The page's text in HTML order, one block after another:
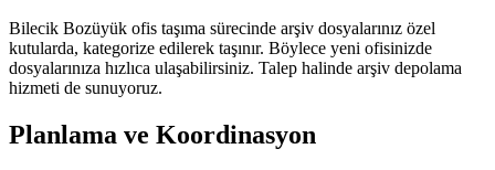
Bilecik Bozüyük ofis taşıma sürecinde arşiv dosyalarınız özel
kutularda, kategorize edilerek taşınır. Böylece yeni ofisinizde
dosyalarınıza hızlıca ulaşabilirsiniz. Talep halinde arşiv depolama
hizmeti de sunuyoruz.
Planlama ve Koordinasyon